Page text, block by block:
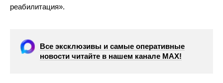
реабилитация».
Все эксклюзивы и самые оперативные
новости читайте в нашем канале МАХ!